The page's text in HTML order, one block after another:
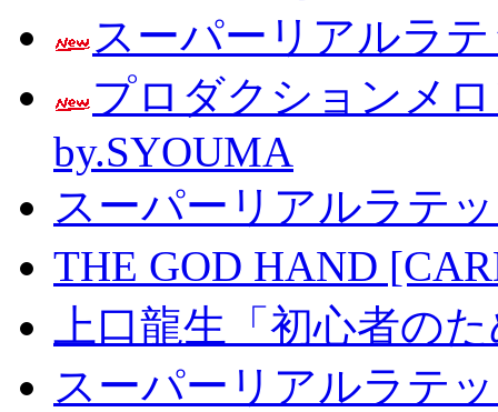
スーパーリアルラ
プロダクションメ
by.SYOUMA
スーパーリアルラテ
THE GOD HAND
上口龍生「初心者の
スーパーリアルラテ